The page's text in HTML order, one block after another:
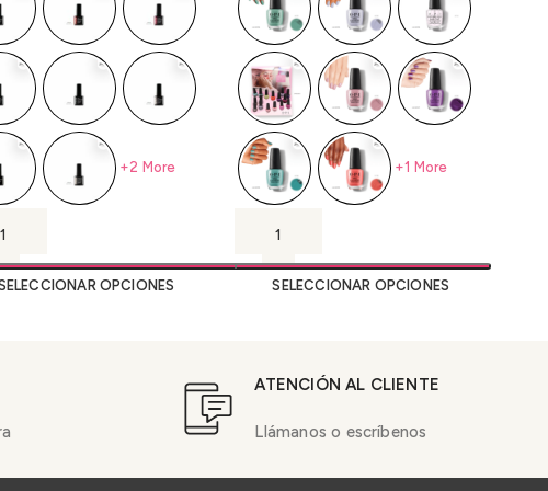
+2 More
OPCIONES
+1 More
SELECCIONAR OPCIONES
ATENCIÓN AL CLIENTE
Llámanos o escríbenos